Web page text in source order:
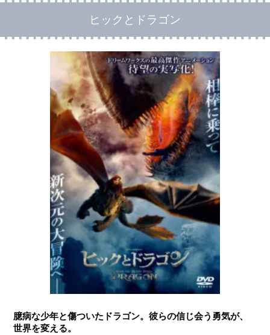
ヒックとドラゴン
臆病な少年と傷ついたドラゴン。彼らの信じ会う勇気が、
世界を変える。